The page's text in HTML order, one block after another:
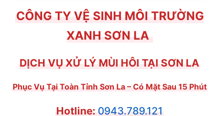
CÔNG TY VỆ SINH MÔI TRƯỜNG
XANH SƠN LA
DỊCH VỤ XỬ LÝ MÙI HÔI TẠI SƠN LA
Phục Vụ Tại Toàn Tỉnh Sơn La – Có Mặt Sau 15 Phút
Hotline: 0943.789.121